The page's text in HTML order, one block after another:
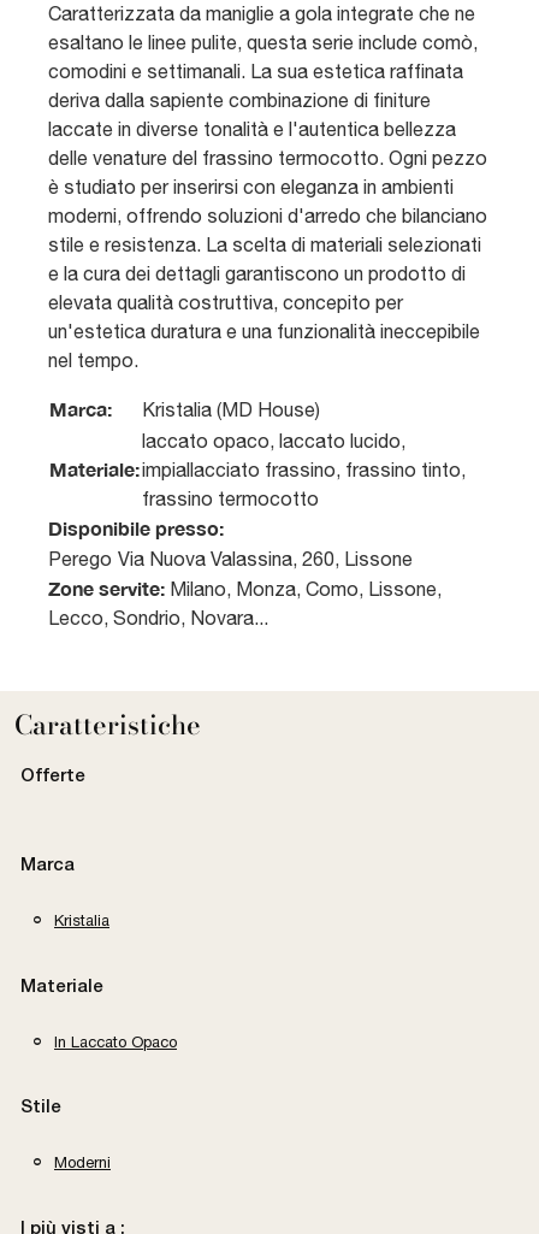
Caratterizzata da maniglie a gola integrate che ne
esaltano le linee pulite, questa serie include comò,
comodini e settimanali. La sua estetica raffinata
deriva dalla sapiente combinazione di finiture
laccate in diverse tonalità e l'autentica bellezza
delle venature del frassino termocotto. Ogni pezzo
è studiato per inserirsi con eleganza in ambienti
moderni, offrendo soluzioni d'arredo che bilanciano
stile e resistenza. La scelta di materiali selezionati
e la cura dei dettagli garantiscono un prodotto di
elevata qualità costruttiva, concepito per
un'estetica duratura e una funzionalità ineccepibile
nel tempo.
Marca: Kristalia (MD House)
Materiale:
laccato opaco, laccato lucido,
impiallacciato frassino, frassino tinto,
frassino termocotto
Disponibile presso:
Perego Via Nuova Valassina, 260, Lissone
Zone servite: Milano, Monza, Como, Lissone,
Lecco, Sondrio, Novara...
Caratteristiche
Offerte
Marca
Kristalia
Materiale
In Laccato Opaco
Stile
Moderni
I più visti a :